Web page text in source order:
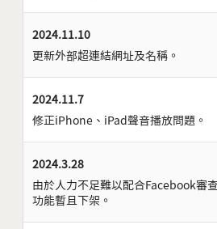
2024.11.10
更新外部超連結網址及名稱。
2024.11.7
修正iPhone、iPad聲音播放問題。
2024.3.28
由於人力不足難以配合Facebook審
功能暫且下架。